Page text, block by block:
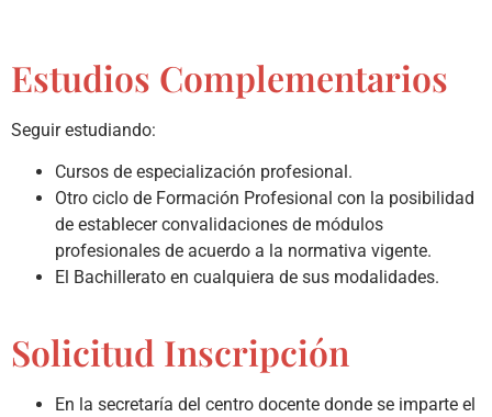
Estudios Complementarios
Seguir estudiando:
Cursos de especialización profesional.
Otro ciclo de Formación Profesional con la posibilidad
de establecer convalidaciones de módulos
profesionales de acuerdo a la normativa vigente.
El Bachillerato en cualquiera de sus modalidades.
Solicitud Inscripción
En la secretaría del centro docente donde se imparte el